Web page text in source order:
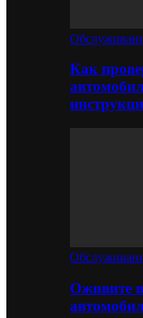
Как
Оживите